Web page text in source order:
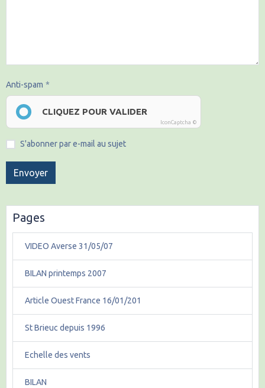
Anti-spam
CLIQUEZ POUR VALIDER
IconCaptcha ©
S'abonner par e-mail au sujet
Envoyer
Pages
VIDEO Averse 31/05/07
BILAN printemps 2007
Article Ouest France 16/01/201
St Brieuc depuis 1996
Echelle des vents
BILAN